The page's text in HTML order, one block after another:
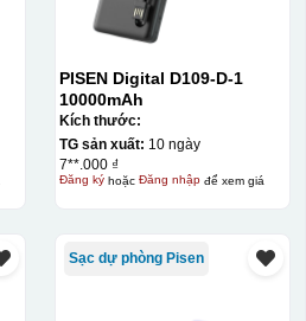
PISEN Digital D109-D-1
10000mAh
Kích thước:
TG sản xuất: 10 ngày
7**.000 ₫
Đăng kýhoặc Đăng nhậpđể xem giá
Sạc dự phòng Pisen